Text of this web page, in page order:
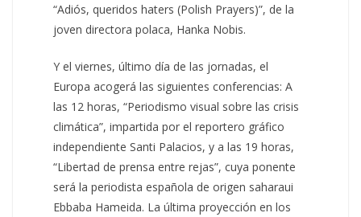
“Adiós, queridos haters (Polish Prayers)”, de la
joven directora polaca, Hanka Nobis.
Y el viernes, último día de las jornadas, el
Europa acogerá las siguientes conferencias: A
las 12 horas, “Periodismo visual sobre las crisis
climática”, impartida por el reportero gráfico
independiente Santi Palacios, y a las 19 horas,
“Libertad de prensa entre rejas”, cuya ponente
será la periodista española de origen saharaui
Ebbaba Hameida. La última proyección en los